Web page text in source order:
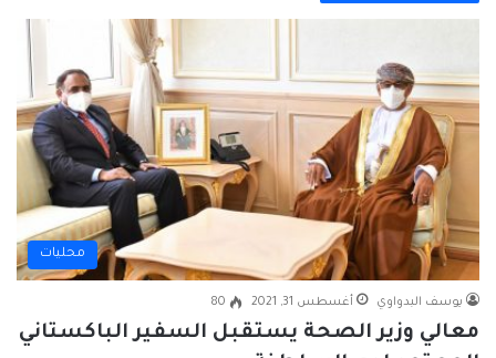
محليات
يوسف البدواوي أغسطس 31, 2021 80
معالي وزير الصحة يستقبل السفير الباكستاني